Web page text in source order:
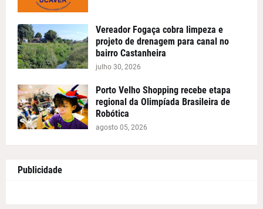
Vereador Fogaça cobra limpeza e
projeto de drenagem para canal no
bairro Castanheira
julho 30, 2026
Porto Velho Shopping recebe etapa
regional da Olimpíada Brasileira de
Robótica
agosto 05, 2026
Publicidade